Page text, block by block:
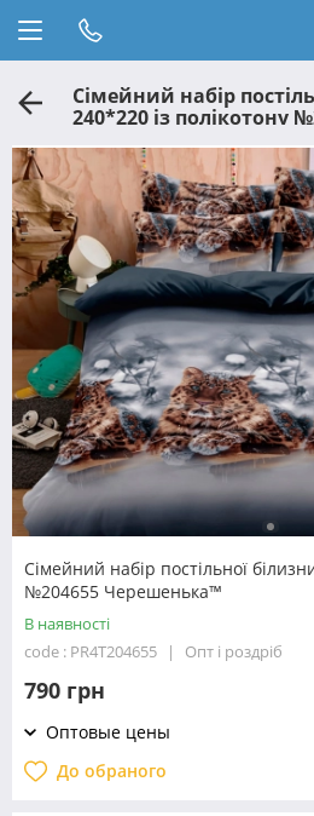
Сімейний набір
240*220 із полікотону
Сімейний набір постільної
№204655 Черешенька™
В наявності
code : PR4T204655
Опт і роздріб
790 грн
Оптовые цены
До обраного